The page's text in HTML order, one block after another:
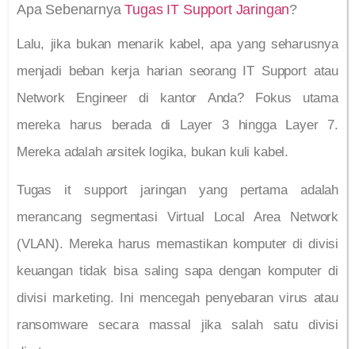
Apa SebenarnyaTugas IT Support Jaringan?
Lalu, jika bukan menarik kabel, apa yang seharusnya
menjadi beban kerja harian seorang IT Support atau
Network Engineer di kantor Anda? Fokus utama
mereka harus berada di Layer 3 hingga Layer 7.
Mereka adalah arsitek logika, bukan kuli kabel.
Tugas it support jaringan yang pertama adalah
merancang segmentasi Virtual Local Area Network
(VLAN). Mereka harus memastikan komputer di divisi
keuangan tidak bisa saling sapa dengan komputer di
divisi marketing. Ini mencegah penyebaran virus atau
ransomware secara massal jika salah satu divisi